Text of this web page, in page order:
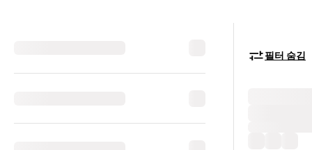
필터 숨김